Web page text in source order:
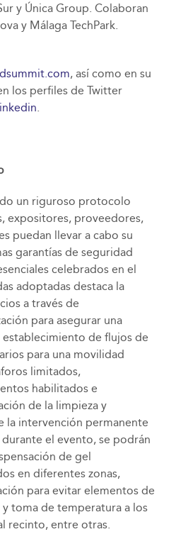
y Única Group. Colaboran
y Málaga TechPark.
, así como en su
los perfiles de Twitter
.
un riguroso protocolo
expositores, proveedores,
puedan llevar a cabo su
garantías de seguridad
celebrados en el
adoptadas destaca la
a través de
para asegurar una
de flujos de
para una movilidad
limitados,
habilitados e
de la limpieza y
la intervención permanente
el evento, se podrán
de gel
en diferentes zonas,
para evitar elementos de
toma de temperatura a los
recinto, entre otras.